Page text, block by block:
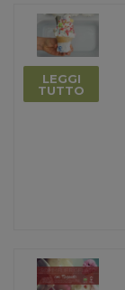
LEGGI
TUTTO